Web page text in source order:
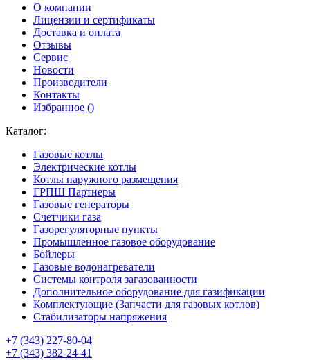
О компании
Лицензии и сертификаты
Доставка и оплата
Отзывы
Сервис
Новости
Производители
Контакты
Избранное ()
Каталог:
Газовые котлы
Электрические котлы
Котлы наружного размещения
ГРПШ Партнеры
Газовые генераторы
Счетчики газа
Газорегуляторные пункты
Промышленное газовое оборудование
Бойлеры
Газовые водонагреватели
Системы контроля загазованности
Дополнительное оборудование для газификации
Комплектующие (Запчасти для газовых котлов)
Стабилизаторы напряжения
+7 (343) 227-80-04
+7 (343) 382-24-41